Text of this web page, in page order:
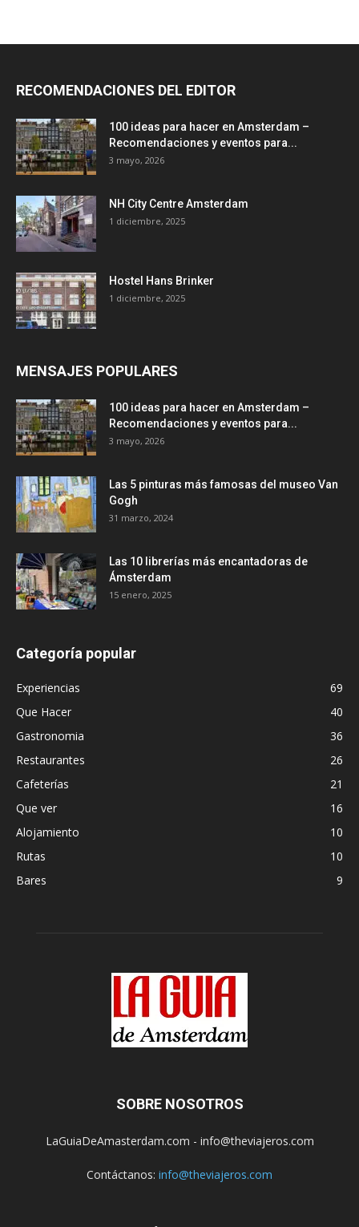
RECOMENDACIONES DEL EDITOR
100 ideas para hacer en Amsterdam –
Recomendaciones y eventos para...
3 mayo, 2026
NH City Centre Amsterdam
1 diciembre, 2025
Hostel Hans Brinker
1 diciembre, 2025
MENSAJES POPULARES
100 ideas para hacer en Amsterdam –
Recomendaciones y eventos para...
3 mayo, 2026
Las 5 pinturas más famosas del museo Van
Gogh
31 marzo, 2024
Las 10 librerías más encantadoras de
Ámsterdam
15 enero, 2025
Categoría popular
Experiencias
69
Que Hacer
40
Gastronomia
36
Restaurantes
26
Cafeterías
21
Que ver
16
Alojamiento
10
Rutas
10
Bares
9
SOBRE NOSOTROS
LaGuiaDeAmasterdam.com - info@theviajeros.com
Contáctanos: info@theviajeros.com